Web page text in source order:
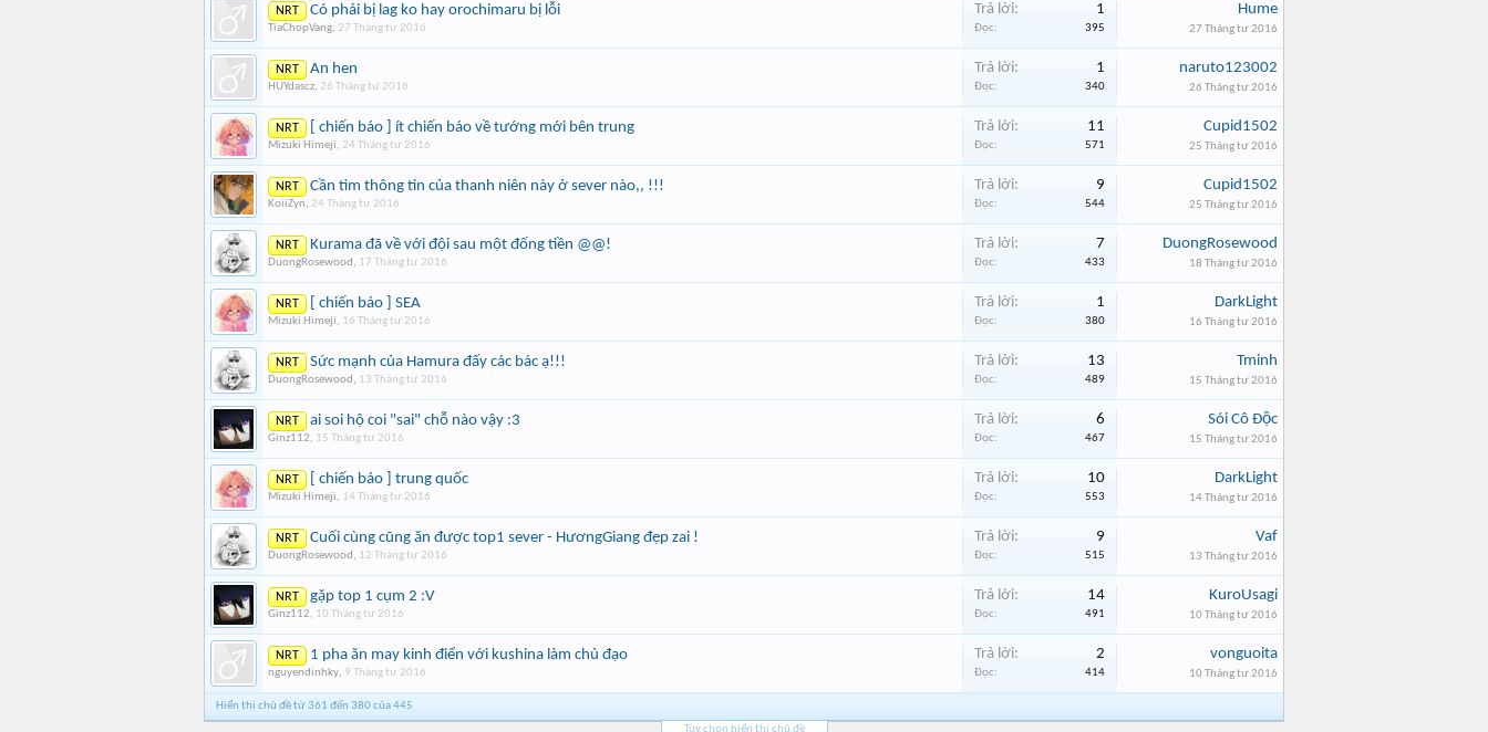
NRT Có phải bị lag ko hay orochimaru bị lỗi
TiaChopVang, 27 Tháng tư 2016
Trả lời: 1
Đọc: 395
Hume
27 Tháng tư 2016
NRT An hen
HUYdascz, 26 Tháng tư 2016
Trả lời: 1
Đọc: 340
naruto123002
26 Tháng tư 2016
NRT [ chiến báo ] ít chiến báo về tướng mới bên trung
Mizuki Himeji, 24 Tháng tư 2016
Trả lời: 11
Đọc: 571
Cupid1502
25 Tháng tư 2016
NRT Cần tìm thông tin của thanh niên này ở sever nào,, !!!
KoiiZyn, 24 Tháng tư 2016
Trả lời: 9
Đọc: 544
Cupid1502
25 Tháng tư 2016
NRT Kurama đã về với đội sau một đống tiền @@!
DuongRosewood , 17 Tháng tư 2016
Trả lời: 7
Đọc: 433
DuongRosewood
18 Tháng tư 2016
NRT [ chiến báo ] SEA
Mizuki Himeji, 16 Tháng tư 2016
Trả lời: 1
Đọc: 380
DarkLight
16 Tháng tư 2016
NRT Sức mạnh của Hamura đấy các bác ạ!!!
DuongRosewood , 13 Tháng tư 2016
Trả lời: 13
Đọc: 489
Tminh
15 Tháng tư 2016
NRT ai soi hộ coi "sai" chỗ nào vậy :3
Ginz112, 15 Tháng tư 2016
Trả lời: 6
Đọc: 467
Sói Cô Độc
15 Tháng tư 2016
NRT [ chiến báo ] trung quốc
Mizuki Himeji, 14 Tháng tư 2016
Trả lời: 10
Đọc: 553
DarkLight
14 Tháng tư 2016
NRT Cuối cùng cũng ăn được top1 sever - HươngGiang đẹp zai !
DuongRosewood , 12 Tháng tư 2016
Trả lời: 9
Đọc: 515
Vaf
13 Tháng tư 2016
NRT gặp top 1 cụm 2 :V
Ginz112, 10 Tháng tư 2016
Trả lời: 14
Đọc: 491
KuroUsagi
10 Tháng tư 2016
NRT 1 pha ăn may kinh điển với kushina làm chủ đạo
nguyendinhky, 9 Tháng tư 2016
Trả lời: 2
Đọc: 414
vonguoita
10 Tháng tư 2016
Hiển thị chủ đề từ 361 đến 380 của 445
Tùy chọn hiển thị chủ đề